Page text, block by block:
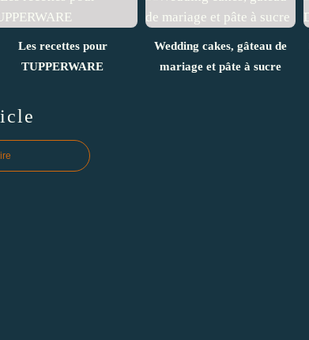
Les recettes pour
TUPPERWARE
Wedding cakes, gâteau de
mariage et pâte à sucre